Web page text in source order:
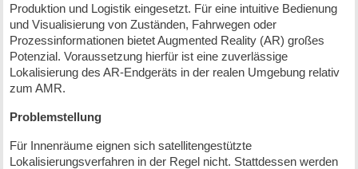
Produktion und Logistik eingesetzt. Für eine intuitive Bedienung
und Visualisierung von Zuständen, Fahrwegen oder
Prozessinformationen bietet Augmented Reality (AR) großes
Potenzial. Voraussetzung hierfür ist eine zuverlässige
Lokalisierung des AR-Endgeräts in der realen Umgebung relativ
zum AMR.
Problemstellung
Für Innenräume eignen sich satellitengestützte
Lokalisierungsverfahren in der Regel nicht. Stattdessen werden